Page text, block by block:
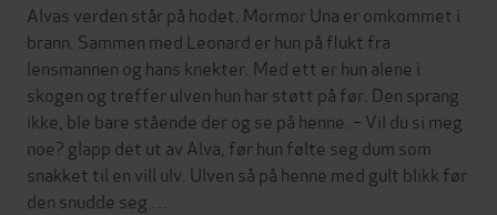
Alvas verden står på hodet. Mormor Una er omkommet i
brann. Sammen med Leonard er hun på flukt fra
lensmannen og hans knekter. Med ett er hun alene i
skogen og treffer ulven hun har støtt på før. Den sprang
ikke, ble bare stående der og se på henne. – Vil du si meg
noe? glapp det ut av Alva, før hun følte seg dum som
snakket til en vill ulv. Ulven så på henne med gult blikk før
den snudde seg …